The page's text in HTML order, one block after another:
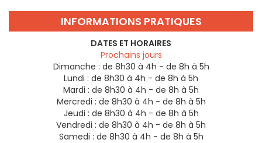
INFORMATIONS PRATIQUES
DATES ET HORAIRES
Prochains jours
Dimanche : de 8h30 à 4h - de 8h à 5h
Lundi : de 8h30 à 4h - de 8h à 5h
Mardi : de 8h30 à 4h - de 8h à 5h
Mercredi : de 8h30 à 4h - de 8h à 5h
Jeudi : de 8h30 à 4h - de 8h à 5h
Vendredi : de 8h30 à 4h - de 8h à 5h
Samedi : de 8h30 à 4h - de 8h à 5h